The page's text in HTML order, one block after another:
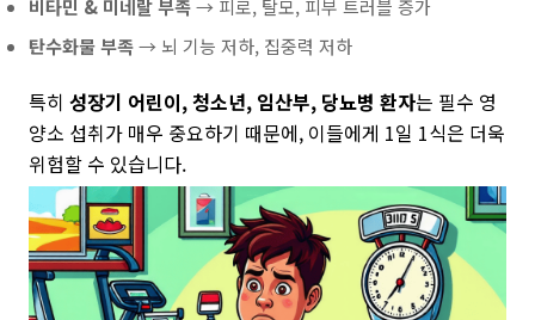
비타민 & 미네랄 부족→ 피로, 탈모, 피부 트러블 증가
탄수화물 부족→ 뇌 기능 저하, 집중력 저하
특히 성장기 어린이, 청소년, 임산부, 당뇨병 환자는 필수 영
양소 섭취가 매우 중요하기 때문에, 이들에게 1일 1식은 더욱
위험할 수 있습니다.